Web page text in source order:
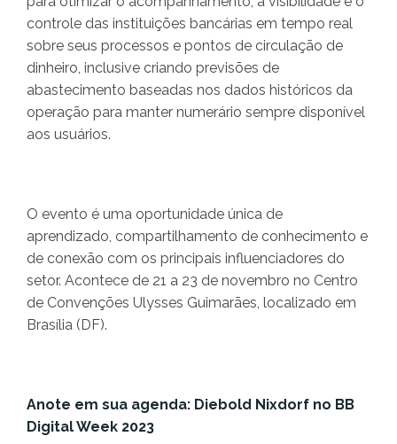
controle das instituições bancárias em tempo real
sobre seus processos e pontos de circulação de
dinheiro, inclusive criando previsões de
abastecimento baseadas nos dados históricos da
operação para manter numerário sempre disponível
aos usuários.
O evento é uma oportunidade única de
aprendizado, compartilhamento de conhecimento e
de conexão com os principais influenciadores do
setor. Acontece de 21 a 23 de novembro no Centro
de Convenções Ulysses Guimarães, localizado em
Brasília (DF).
Anote em sua agenda: Diebold Nixdorf no BB
Digital Week 2023